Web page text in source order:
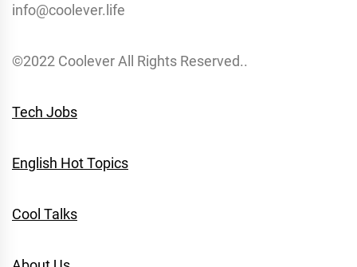
info@coolever.life
©2022 Coolever All Rights Reserved..
Tech Jobs
English Hot Topics
Cool Talks